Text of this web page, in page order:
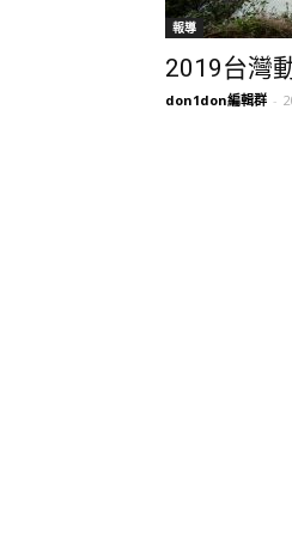
報導
2019台灣
don1don編輯群 -